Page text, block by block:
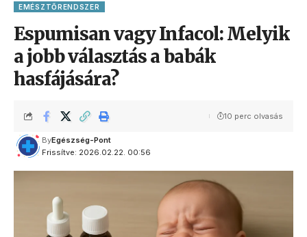
EMÉSZTŐRENDSZER
Espumisan vagy Infacol: Melyik
a jobb választás a babák
hasfájására?
Frissítve: 2026.02.22. 00:56
ByEgészség-Pont
10 perc olvasás